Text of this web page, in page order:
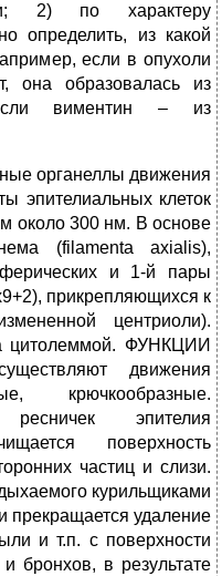
2) по характеру
определить, из какой
если в опухоли
она образовалась из
виментин – из
органеллы движения
эпителиальных клеток
около 300 нм. В основе
(filamenta axialis),
и 1-й пары
прикрепляющихся к
центриоли).
цитолеммой. ФУНКЦИИ
движения
крючкообразные.
эпителия
поверхность
частиц и слизи.
курильщиками
прекращается удаление
и т.п. с поверхности
бронхов, в результате